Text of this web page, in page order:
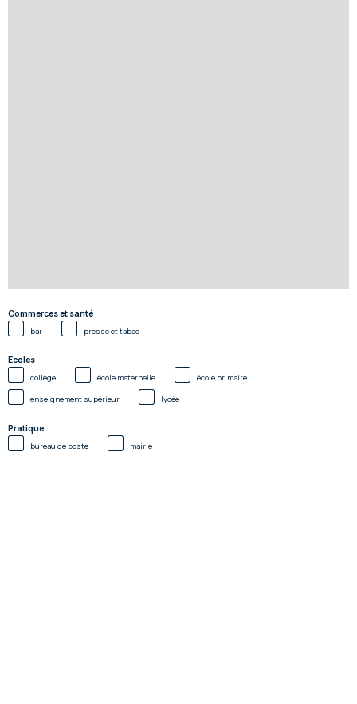
Commerces et santé
bar presse et tabac
Ecoles
collège école maternelle école primaire
enseignement supérieur lycée
Pratique
bureau de poste mairie